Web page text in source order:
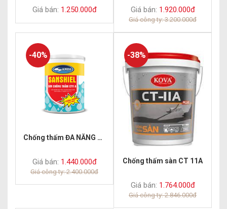
Giá bán: 1.250.000đ Giá bán: 1.920.000đ
Giá công ty: 3.200.000đ
-40%
Chống thấm ĐA NĂNG S11 A
Giá bán: 1.440.000đ
Giá công ty: 2.400.000đ
-38%
Chống thấm sàn CT 11A
Giá bán: 1.764.000đ
Giá công ty: 2.846.000đ